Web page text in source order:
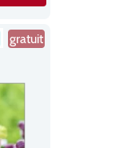
gratuit